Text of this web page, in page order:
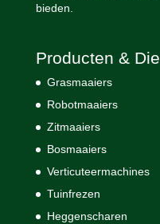
bieden.
Producten &
Grasmaaiers
Robotmaaiers
Zitmaaiers
Bosmaaiers
Verticuteermachines
Tuinfrezen
Heggenscharen